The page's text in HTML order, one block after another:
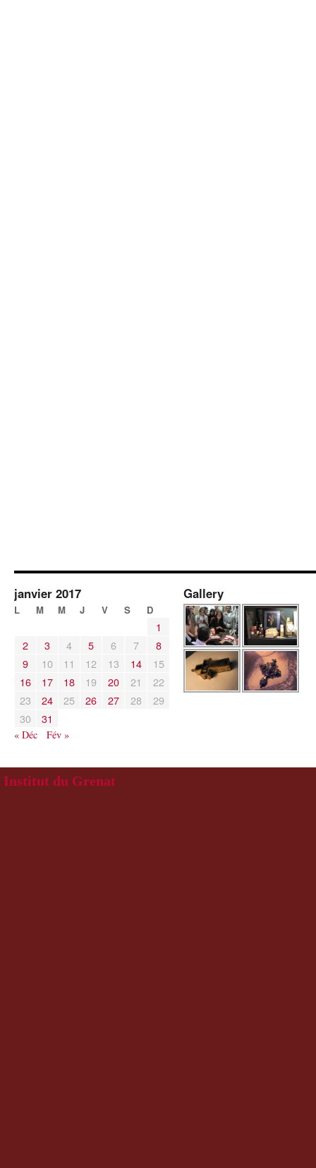
janvier 2017
L M M J V S D
1
2
3 4 5 6 7
8
9
10 11 12 13 14
15
16
17 18 19 20 21
22
23
24 25 26 27 28
29
30
31
« Déc Fév »
Gallery
Institut du Grenat